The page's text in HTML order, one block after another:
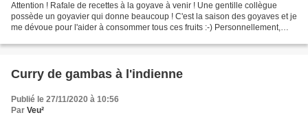
Attention ! Rafale de recettes à la goyave à venir ! Une gentille collègue
possède un goyavier qui donne beaucoup ! C'est la saison des goyaves et je
me dévoue pour l'aider à consommer tous ces fruits :-) Personnellement,
Curry de gambas à l'indienne
Publié le 27/11/2020 à 10:56
Par Veu²